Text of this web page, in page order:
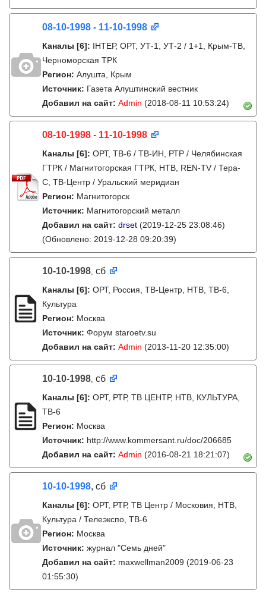
08-10-1998 - 11-10-1998
Каналы [6]: IНТЕР, ОРТ, УТ-1, УТ-2 / 1+1, Крым-ТВ,
Черноморская ТРК
Регион: Алушта, Крым
Источник: Газета Алуштинский вестник
Добавил на сайт: Admin (2018-08-11 10:53:24)
08-10-1998 - 11-10-1998
Каналы [6]: ОРТ, ТВ-6 / ТВ-ИН, РТР / Челябинская
ГТРК / Магнитогорская ГТРК, НТВ, REN-TV / Тера-
С, ТВ-Центр / Уральский меридиан
Регион: Магнитогорск
Источник: Магнитогорский металл
Добавил на сайт: drset (2019-12-25 23:08:46)
(Обновлено: 2019-12-28 09:20:39)
10-10-1998, сб
Каналы [6]: ОРТ, Россия, ТВ-Центр, НТВ, ТВ-6,
Культура
Регион: Москва
Источник: Форум staroetv.su
Добавил на сайт: Admin (2013-11-20 12:35:00)
10-10-1998, сб
Каналы [6]: ОРТ, РТР, ТВ ЦЕНТР, НТВ, КУЛЬТУРА,
ТВ-6
Регион: Москва
Источник: http://www.kommersant.ru/doc/206685
Добавил на сайт: Admin (2016-08-21 18:21:07)
10-10-1998, сб
Каналы [6]: ОРТ, РТР, ТВ Центр / Московия, НТВ,
Культура / Телеэкспо, ТВ-6
Регион: Москва
Источник: журнал "Семь дней"
Добавил на сайт: maxwellman2009 (2019-06-23
01:55:30)